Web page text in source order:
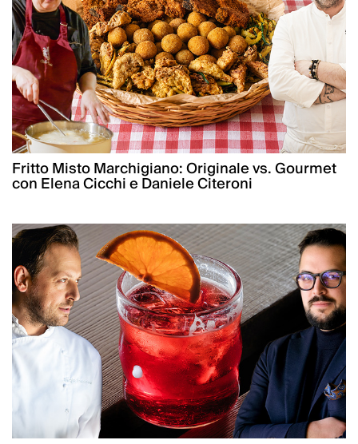
Fritto Misto Marchigiano: Originale vs. Gourmet
con Elena Cicchi e Daniele Citeroni